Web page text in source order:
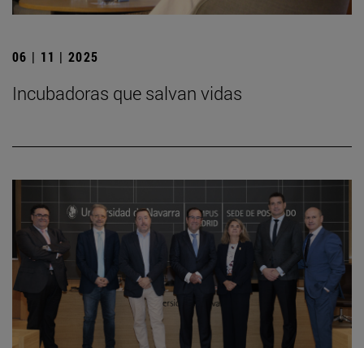
06 | 11 | 2025
Incubadoras que salvan vidas